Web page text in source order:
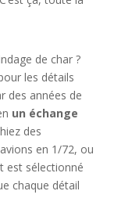
de char ?
les détails
des années de
un échange
des
en 1/72, ou
est sélectionné
chaque détail